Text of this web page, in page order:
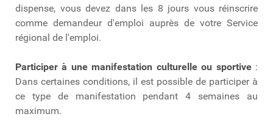
dispense, vous devez dans les 8 jours vous réinscrire
comme demandeur d'emploi auprès de votre Service
régional de l'emploi.
Participer à une manifestation culturelle ou sportive:
Dans certaines conditions, il est possible de participer à
ce type de manifestation pendant 4 semaines au
maximum.